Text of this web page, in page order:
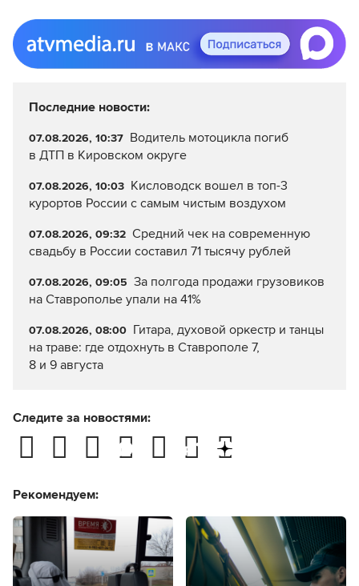
Последние новости:
07.08.2026, 10:37 Водитель мотоцикла погиб
в ДТП в Кировском округе
07.08.2026, 10:03 Кисловодск вошел в топ-3
курортов России с самым чистым воздухом
07.08.2026, 09:32 Средний чек на современную
свадьбу в России составил 71 тысячу рублей
07.08.2026, 09:05 За полгода продажи грузовиков
на Ставрополье упали на 41%
07.08.2026, 08:00 Гитара, духовой оркестр и танцы
на траве: где отдохнуть в Ставрополе 7,
8 и 9 августа
Следите за новостями:
Рекомендуем: